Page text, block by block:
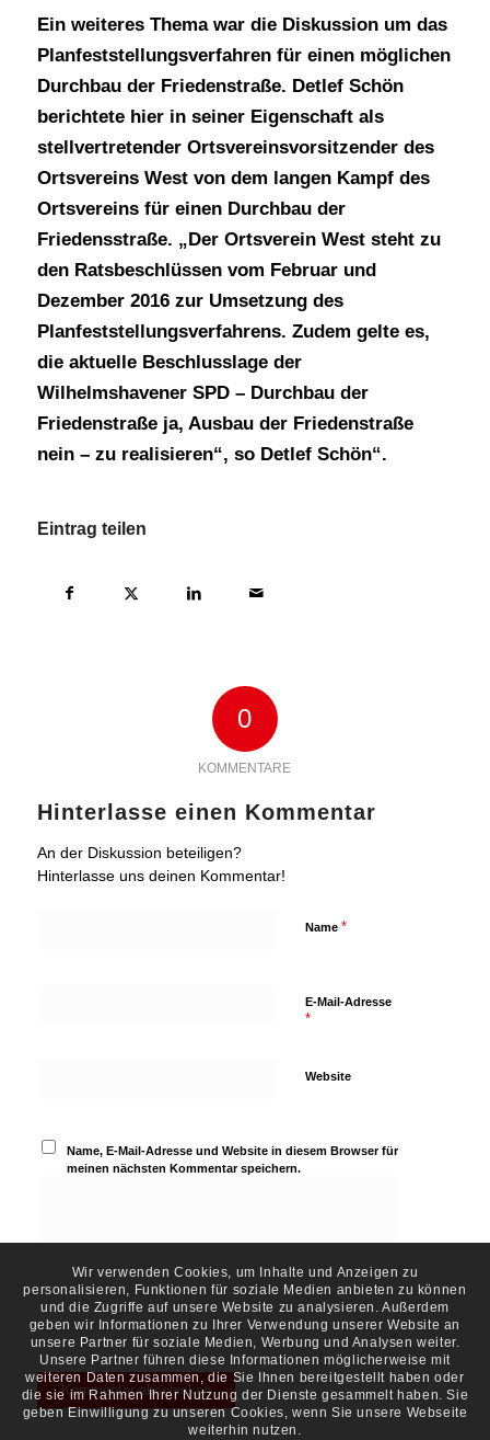
Ein weiteres Thema war die Diskussion um das
Planfeststellungsverfahren für einen möglichen
Durchbau der Friedenstraße. Detlef Schön
berichtete hier in seiner Eigenschaft als
stellvertretender Ortsvereinsvorsitzender des
Ortsvereins West von dem langen Kampf des
Ortsvereins für einen Durchbau der
Friedensstraße. „Der Ortsverein West steht zu
den Ratsbeschlüssen vom Februar und
Dezember 2016 zur Umsetzung des
Planfeststellungsverfahrens. Zudem gelte es,
die aktuelle Beschlusslage der
Wilhelmshavener SPD – Durchbau der
Friedenstraße ja, Ausbau der Friedenstraße
nein – zu realisieren“, so Detlef Schön“.
Eintrag teilen
0
KOMMENTARE
Hinterlasse einen Kommentar
An der Diskussion beteiligen?
Hinterlasse uns deinen Kommentar!
Name *
E-Mail-Adresse
*
Website
Name, E-Mail-Adresse und Website in diesem Browser für
meinen nächsten Kommentar speichern.
Wir verwenden Cookies, um Inhalte und Anzeigen zu
personalisieren, Funktionen für soziale Medien anbieten zu können
und die Zugriffe auf unsere Website zu analysieren. Außerdem
geben wir Informationen zu Ihrer Verwendung unserer Website an
unsere Partner für soziale Medien, Werbung und Analysen weiter.
Unsere Partner führen diese Informationen möglicherweise mit
weiteren Daten zusammen, die Sie Ihnen bereitgestellt haben oder
die sie im Rahmen Ihrer Nutzung der Dienste gesammelt haben. Sie
geben Einwilligung zu unseren Cookies, wenn Sie unsere Webseite
weiterhin nutzen.